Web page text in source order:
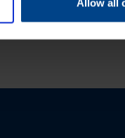
Allow all